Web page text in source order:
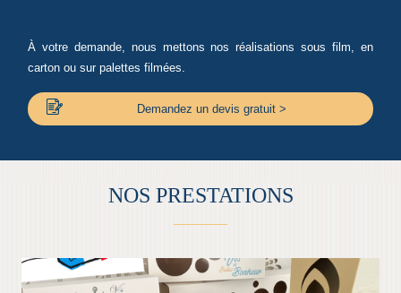
À votre demande, nous mettons nos réalisations sous film, en
carton ou sur palettes filmées.
Demandez un devis gratuit >
NOS PRESTATIONS